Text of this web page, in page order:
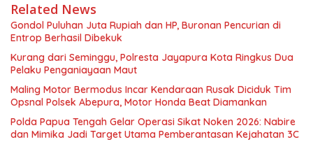
Related News
Gondol Puluhan Juta Rupiah dan HP, Buronan Pencurian di
Entrop Berhasil Dibekuk
Kurang dari Seminggu, Polresta Jayapura Kota Ringkus Dua
Pelaku Penganiayaan Maut
Maling Motor Bermodus Incar Kendaraan Rusak Diciduk Tim
Opsnal Polsek Abepura, Motor Honda Beat Diamankan
Polda Papua Tengah Gelar Operasi Sikat Noken 2026: Nabire
dan Mimika Jadi Target Utama Pemberantasan Kejahatan 3C